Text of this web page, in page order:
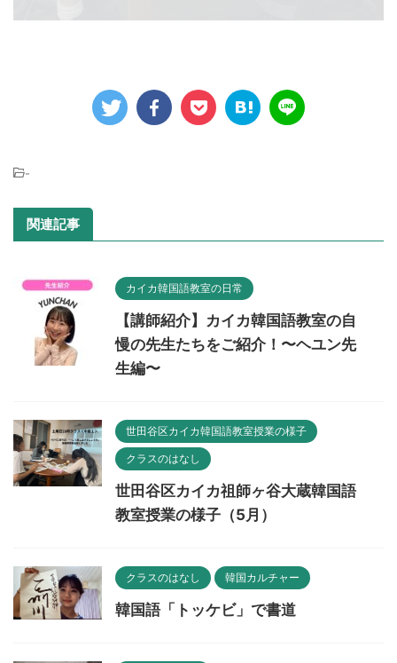
-
関連記事
カイカ韓国語教室の日常
【講師紹介】カイカ韓国語教室の自
慢の先生たちをご紹介！〜ヘユン先
生編〜
世田谷区カイカ韓国語教室授業の様子
クラスのはなし
世田谷区カイカ祖師ヶ谷大蔵韓国語
教室授業の様子（5月）
クラスのはなし 韓国カルチャー
韓国語「トッケビ」で書道